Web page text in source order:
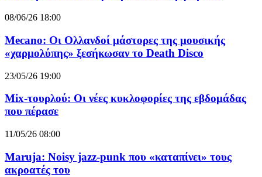
08/06/26 18:00
Mecano: Οι Ολλανδοί μάστορες της μουσικής
«χαρμολύπης» ξεσήκωσαν το Death Disco
23/05/26 19:00
Mix-τουρλού: Οι νέες κυκλοφορίες της εβδομάδας
που πέρασε
11/05/26 08:00
Maruja: Noisy jazz-punk που «καταπίνει» τους
ακροατές του